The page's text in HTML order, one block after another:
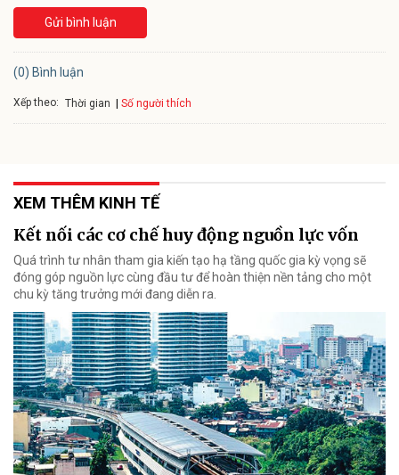
Gửi bình luận
(0) Bình luận
Xếp theo: Thời gian Số người thích
XEM THÊM KINH TẾ
Kết nối các cơ chế huy động nguồn lực vốn
Quá trình tư nhân tham gia kiến tạo hạ tầng quốc gia kỳ vọng sẽ
đóng góp nguồn lực cùng đầu tư để hoàn thiện nền tảng cho một
chu kỳ tăng trưởng mới đang diễn ra.